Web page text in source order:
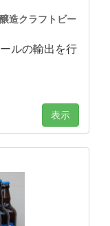
造クラフトビー
ルの輸出を行
表示